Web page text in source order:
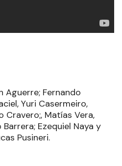
Aguerre; Fernando
Yuri Casermeiro,
Cravero;, Matías Vera,
Ezequiel Naya y
Pusineri.